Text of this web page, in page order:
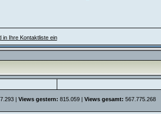
| Views gestern: 815.059 | Views gesamt: 567.775.268